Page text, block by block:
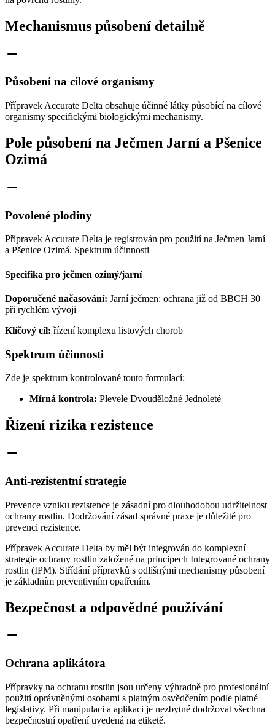
Mechanismus působení detailně
Působení na cílové organismy
Přípravek Accurate Delta obsahuje účinné látky působící na cílové
organismy specifickými biologickými mechanismy.
Pole působení na Ječmen Jarní a Pšenice
Ozimá
Povolené plodiny
Přípravek Accurate Delta je registrován pro použití na Ječmen Jarní
a Pšenice Ozimá. Spektrum účinnosti
Specifika pro ječmen ozimý/jarní
Doporučené načasování: Jarní ječmen: ochrana již od BBCH 30
při rychlém vývoji
Klíčový cíl: řízení komplexu listových chorob
Spektrum účinnosti
Zde je spektrum kontrolované touto formulací:
Mírná kontrola: Plevele Dvouděložné Jednoleté
Řízení rizika rezistence
Anti-rezistentní strategie
Prevence vzniku rezistence je zásadní pro dlouhodobou udržitelnost
ochrany rostlin. Dodržování zásad správné praxe je důležité pro
prevenci rezistence.
Přípravek Accurate Delta by měl být integrován do komplexní
strategie ochrany rostlin založené na principech Integrované ochrany
rostlin (IPM). Střídání přípravků s odlišnými mechanismy působení
je základním preventivním opatřením.
Bezpečnost a odpovědné používání
Ochrana aplikátora
Přípravky na ochranu rostlin jsou určeny výhradně pro profesionální
použití oprávněnými osobami s platným osvědčením podle platné
legislativy. Při manipulaci a aplikaci je nezbytné dodržovat všechna
bezpečnostní opatření uvedená na etiketě.